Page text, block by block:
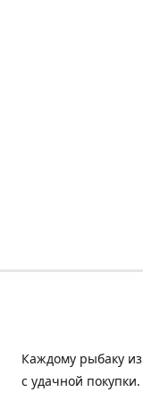
Каждому рыбаку
с удачной